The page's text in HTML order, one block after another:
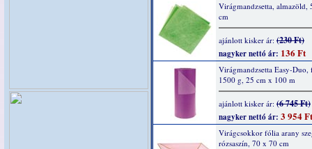
Virágmandzsetta, almazöld,
cm
ajánlott kisker ár: (230 Ft)
nagyker nettó ár: 136 Ft
Virágmandzsetta Easy-Duo,
1500 g, 25 cm x 100 m
ajánlott kisker ár: (6 745 Ft)
nagyker nettó ár: 3 954 Ft
Virágcsokkor fólia arany
rózsaszín, 70 x 70 cm